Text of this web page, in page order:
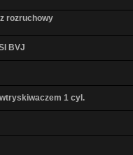
rozruchowy
BVJ
wtryskiwaczem 1 cyl.